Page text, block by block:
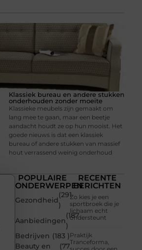
Klassiek bureau en andere stukken
onderhouden zonder moeite
Klassieke meubels zijn gemaakt om
lang mee te gaan, maar een beetje
aandacht houdt ze op hun mooist. Het
goede nieuws is dat een klassiek
bureau of andere stukken van massief
hout verrassend weinig onderhoud
POPULAIRE
ONDERWERPEN
Gezondheid
(291
)
Aanbiedingen
(187
)
Bedrijven (183 )
Beauty en
(77
RECENTE
BERICHTEN
Zo kies je een
sportbroek die je
lichaam echt
ondersteunt
Praktijk
Tranceforma,